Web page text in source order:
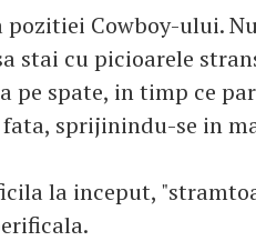
Cowboy-ului.
stai cu picioarele
pe spate, in timp ce
fata, sprijinindu-se in
la inceput,